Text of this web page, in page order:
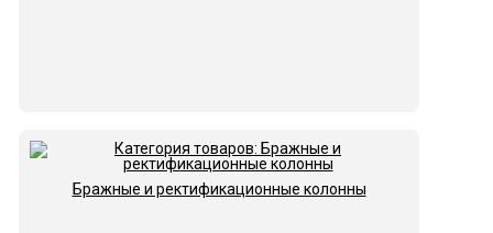
Бражные и ректификационные колонны